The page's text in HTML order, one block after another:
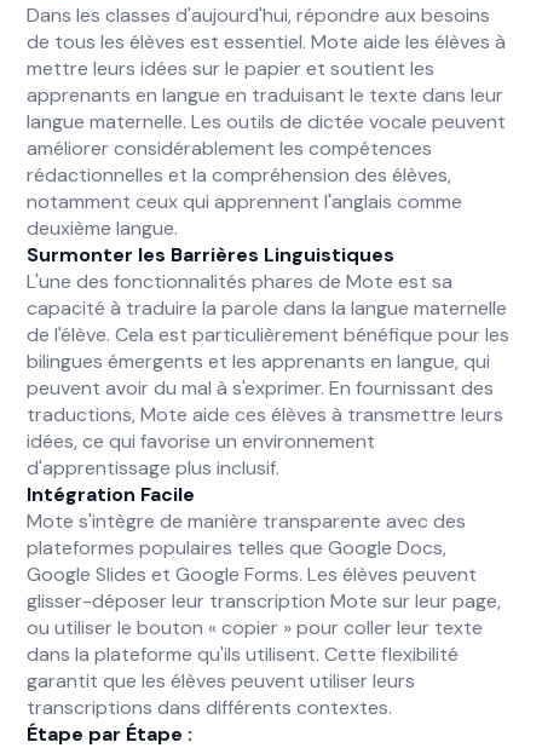
Dans les classes d'aujourd'hui, répondre aux besoins
de tous les élèves est essentiel. Mote aide les élèves à
mettre leurs idées sur le papier et soutient les
apprenants en langue en traduisant le texte dans leur
langue maternelle. Les outils de dictée vocale peuvent
améliorer considérablement les compétences
rédactionnelles et la compréhension des élèves,
notamment ceux qui apprennent l'anglais comme
deuxième langue.
Surmonter les Barrières Linguistiques
L'une des fonctionnalités phares de Mote est sa
capacité à traduire la parole dans la langue maternelle
de l'élève. Cela est particulièrement bénéfique pour les
bilingues émergents et les apprenants en langue, qui
peuvent avoir du mal à s'exprimer. En fournissant des
traductions, Mote aide ces élèves à transmettre leurs
idées, ce qui favorise un environnement
d'apprentissage plus inclusif.
Intégration Facile
Mote s'intègre de manière transparente avec des
plateformes populaires telles que Google Docs,
Google Slides et Google Forms. Les élèves peuvent
glisser-déposer leur transcription Mote sur leur page,
ou utiliser le bouton « copier » pour coller leur texte
dans la plateforme qu'ils utilisent. Cette flexibilité
garantit que les élèves peuvent utiliser leurs
transcriptions dans différents contextes.
Étape par Étape :